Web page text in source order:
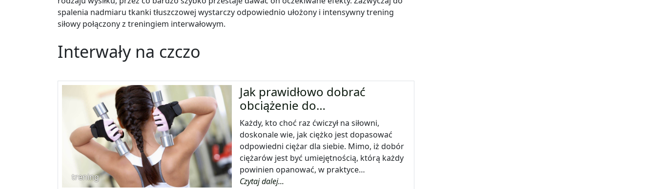
spalenia nadmiaru tkanki tłuszczowej wystarczy odpowiednio ułożony i intensywny trening
siłowy połączony z treningiem interwałowym.
Interwały na czczo
trening
Jak prawidłowo dobrać
obciążenie do…
Każdy, kto choć raz ćwiczył na siłowni,
doskonale wie, jak ciężko jest dopasować
odpowiedni ciężar dla siebie. Mimo, iż dobór
ciężarów jest być umiejętnością, którą każdy
powinien opanować, w praktyce…
Czytaj dalej...